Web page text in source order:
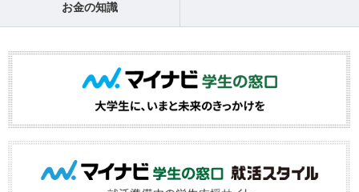
お金の知識